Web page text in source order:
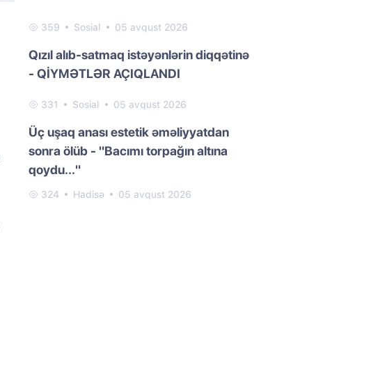
359 Sosial 05 avqust 2026
Qızıl alıb-satmaq istəyənlərin diqqətinə
- QİYMƏTLƏR AÇIQLANDI
331 Sosial 05 avqust 2026
Üç uşaq anası estetik əməliyyatdan
sonra ölüb - "Bacımı torpağın altına
qoydu..."
324 Hadisə 05 avqust 2026